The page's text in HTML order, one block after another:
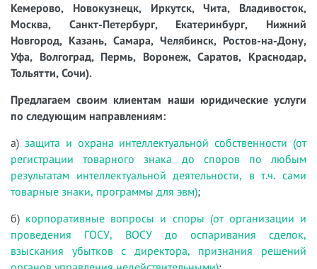
Кемерово, Новокузнецк, Иркутск, Чита, Владивосток,
Москва, Санкт-Петербург, Екатеринбург, Нижний
Новгород, Казань, Самара, Челябинск, Ростов-на-Дону,
Уфа, Волгоград, Пермь, Воронеж, Саратов, Краснодар,
Тольятти, Сочи).
Предлагаем своим клиентам наши юридические услуги
по следующим направлениям:
а) защита и охрана интеллектуальной собственности (от
регистрации товарного знака до споров по любым
результатам интеллектуальной деятельности, в т.ч. сами
товарные знаки, программы для эвм);
б) корпоративные вопросы и споры (от организации и
проведения ГОСУ, ВОСУ до оспаривания сделок,
взыскания убытков с директора, признания решений